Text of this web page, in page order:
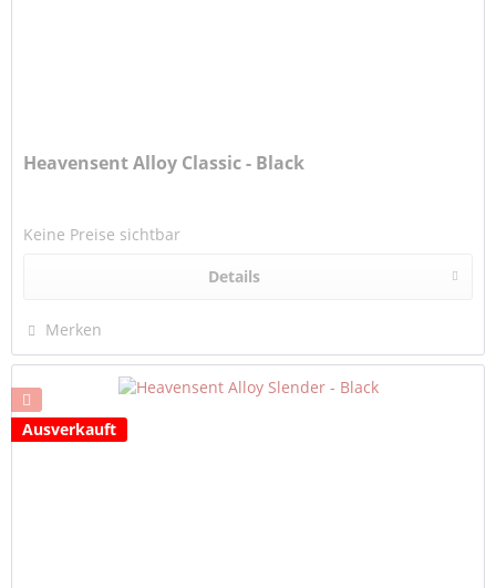
Heavensent Alloy Classic - Black
Keine Preise sichtbar
Details
Merken
Ausverkauft